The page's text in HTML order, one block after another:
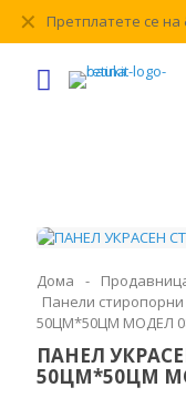
Претплатете се
✕
Дома -
Панели стиропорни
50ЦМ*50ЦМ МОДЕЛ
ПАНЕЛ
50ЦМ*50ЦМ